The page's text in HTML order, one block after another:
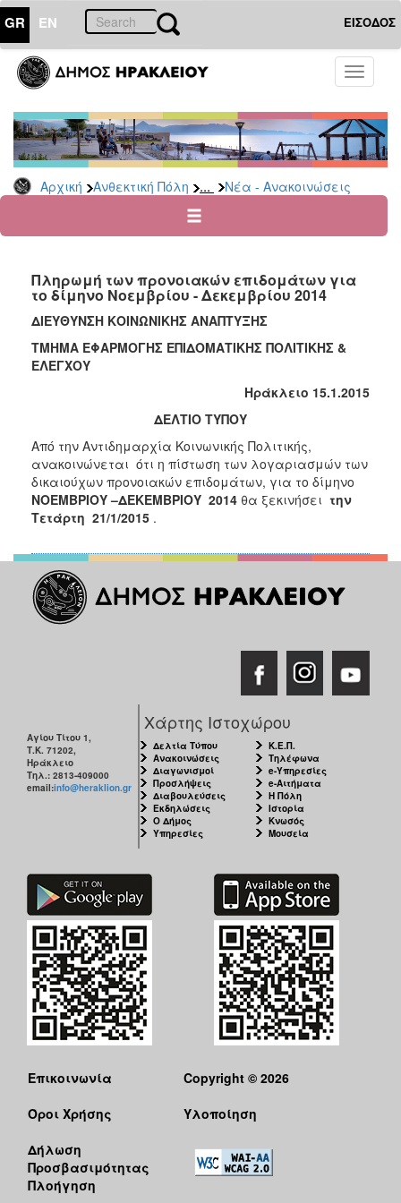
GR EN ΕΙΣΟΔΟΣ
Toggle
Αρχική Ανθεκτική Πόλη ... Νέα - Ανακοινώσεις
ΑΝΘΕΚΤΙΚΗ
ΠΟΛΗ
Κοινωνική
Πολιτική
Νέα
Ανακοινώσεις
για
Οικονομική
Αδυναμία
Φυσικές
Καταστροφές
(Κ.Α.Π.Η.)
Κέντρα
Δημιουργικής
Απασχόλησης
Παιδιών
Κέντρα
Ημερήσιας
Φροντίδας
Ηλικιωμένων
Έλεγχος
Βρεφονηπιακών
Σταθμών
Γυναικών
Κέντρο
Κοινότητας
Κοινωνικό
Φαρμακείο
Κοινωνικό
Παντοπωλείο
Ισότητα
Φύλων
Απινιδωτές
Πληρωμή των προνοιακών επιδομάτων για
το δίμηνο Νοεμβρίου - Δεκεμβρίου 2014
ΔΙΕΥΘΥΝΣΗ ΚΟΙΝΩΝΙΚΗΣ ΑΝΑΠΤΥΞΗΣ
ΤΜΗΜΑ ΕΦΑΡΜΟΓΗΣ ΕΠΙΔΟΜΑΤΙΚΗΣ ΠΟΛΙΤΙΚΗΣ &
ΕΛΕΓΧΟΥ
Ηράκλειο 15.1.2015
ΔΕΛΤΙΟ ΤΥΠΟΥ
Από την Αντιδημαρχία Κοινωνικής Πολιτικής,
ανακοινώνεται ότι η πίστωση των λογαριασμών των
δικαιούχων προνοιακών επιδομάτων, για το δίμηνο
ΝΟΕΜΒΡΙΟΥ –ΔΕΚΕΜΒΡΙΟΥ 2014 θα ξεκινήσει την
Τετάρτη 21/1/2015 .
Αγίου Τίτου 1,
Τ.Κ. 71202,
Ηράκλειο
Τηλ.: 2813-409000
email:info@heraklion.gr
Χάρτης Ιστοχώρου
Δελτία Τύπου
Ανακοινώσεις
Διαγωνισμοί
Προσλήψεις
Διαβουλεύσεις
Εκδηλώσεις
Ο Δήμος
Υπηρεσίες
Κ.Ε.Π.
Τηλέφωνα
e-Υπηρεσίες
e-Αιτήματα
Η Πόλη
Ιστορία
Κνωσός
Μουσεία
Επικοινωνία
Όροι Χρήσης
Δήλωση
Προσβασιμότητας
Πλοήγηση
Copyright © 2026
Υλοποίηση